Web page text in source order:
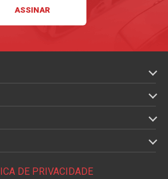
DE PRIVACIDADE